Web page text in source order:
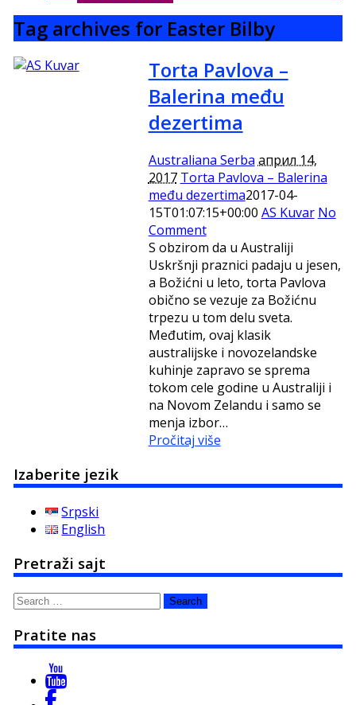
Tag archives for Easter Bilby
Torta Pavlova –
Balerina među
dezertima
Australiana Serba април 14,
2017 Torta Pavlova – Balerina
među dezertima2017-04-
15T01:07:15+00:00 AS Kuvar No
Comment
S obzirom da u Australiji
Uskršnji praznici padaju u jesen,
a Božićni u leto, torta Pavlova
obično se vezuje za Božićnu
trpezu u tom delu sveta.
Međutim, ovaj klasik
australijske i novozelandske
kuhinje zapravo se sprema
tokom cele godine u Australiji i
na Novom Zelandu i samo se
menja izbor…
Pročitaj više
Izaberite jezik
Srpski
English
Pretraži sajt
Search
Pratite nas